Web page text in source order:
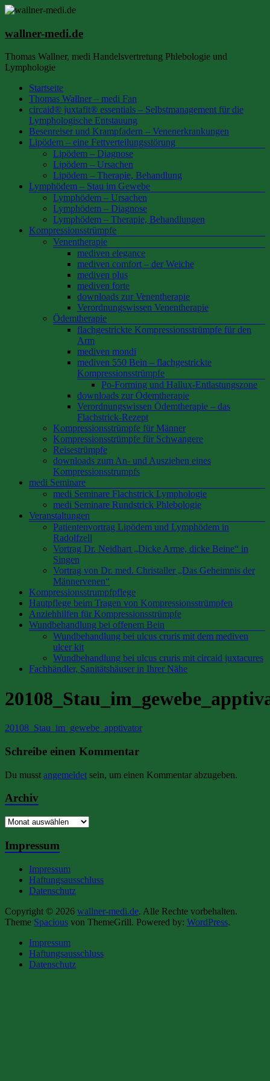
Zum
springen
wallner-medi.de
Thomas Wallner, medi Handelsvertretung Phlebologie und
Lymphologie
Menü
Startseite
Thomas Wallner – medi Fan
circaid® juxtafit® essentials – Selbstmanagement für die
Lymphologische Entstauung
Besenreiser und Krampfadern – Venenerkrankungen
Lipödem – eine Fettverteilungsstörung
Lipödem – Diagnose
Lipödem – Ursachen
Lipödem – Therapie, Behandlung
Lymphödem – Stau im Gewebe
Lymphödem – Ursachen
Lymphödem – Diagnose
Lymphödem – Therapie, Behandlungen
Kompressionsstrümpfe
Venentherapie
mediven elegance
mediven comfort – der Weiche
mediven plus
mediven forte
downloads zur Venentherapie
Verordnungswissen Venentherapie
Ödemtherapie
flachgestrickte Kompressionsstrümpfe für den
Arm
mediven mondi
mediven 550 Bein – flachgestrickte
Kompressionsstrümpfe
Po-Forming und Hallux-Entlastungszone
downloads zur Ödemtherapie
Verordnungswissen Ödemtherapie – das
Flachstrick-Rezept
Kompressionsstrümpfe für Männer
Kompressionsstrümpfe für Schwangere
Reisestrümpfe
downloads zum An- und Ausziehen eines
Kompressionsstrumpfs
medi Seminare
medi Seminare Flachstrick Lymphologie
medi Seminare Rundstrick Phlebologie
Veranstaltungen
Patientenvortrag Lipödem und Lymphödem in
Radolfzell
Vortrag Dr. Neidhart „Dicke Arme, dicke Beine“ in
Singen
Vortrag von Dr. med. Christaller „Das Geheimnis der
Männervenen“
Kompressionsstrumpfpflege
Hautpflege beim Tragen von Kompressionsstrümpfen
Anziehhilfen für Kompressionsstrümpfe
Wundbehandlung bei offenem Bein
Wundbehandlung bei ulcus cruris mit dem mediven
ulcer kit
Wundbehandlung bei ulcus cruris mit circaid juxtacures
Fachhändler, Sanitätshäuser in Ihrer Nähe
20108_Stau_im_gewebe_apptivator
Schreibe einen Kommentar
Du musst angemeldet sein, um einen Kommentar abzugeben.
Archiv
Archiv
Impressum
Impressum
Haftungsausschluss
Datenschutz
Copyright © 2026 wallner-medi.de. Alle Rechte vorbehalten.
Theme Spacious von ThemeGrill. Powered by: WordPress.
Impressum
Haftungsausschluss
Datenschutz